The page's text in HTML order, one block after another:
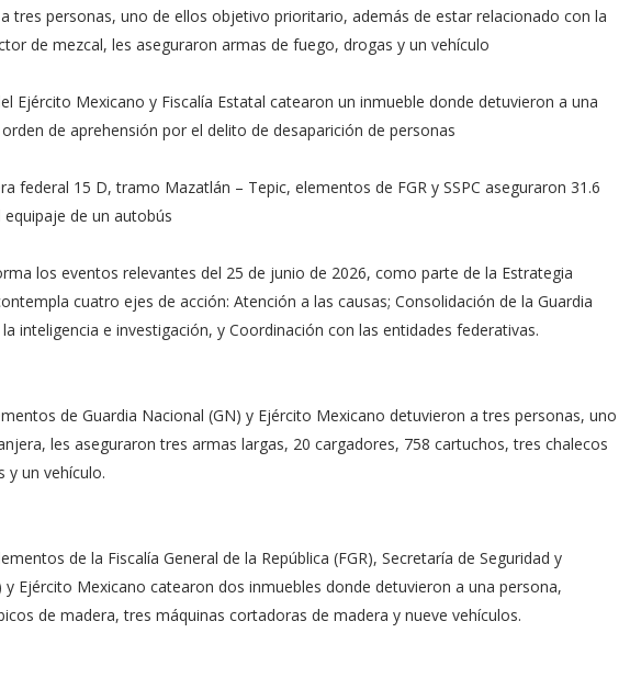
tres personas, uno de ellos objetivo prioritario, además de estar relacionado con la
de mezcal, les aseguraron armas de fuego, drogas y un vehículo
Ejército Mexicano y Fiscalía Estatal catearon un inmueble donde detuvieron a una
de aprehensión por el delito de desaparición de personas
federal 15 D, tramo Mazatlán – Tepic, elementos de FGR y SSPC aseguraron 31.6
de un autobús
los eventos relevantes del 25 de junio de 2026, como parte de la Estrategia
cuatro ejes de acción: Atención a las causas; Consolidación de la Guardia
inteligencia e investigación, y Coordinación con las entidades federativas.
de Guardia Nacional (GN) y Ejército Mexicano detuvieron a tres personas, uno
les aseguraron tres armas largas, 20 cargadores, 758 cartuchos, tres chalecos
y un vehículo.
de la Fiscalía General de la República (FGR), Secretaría de Seguridad y
y Ejército Mexicano catearon dos inmuebles donde detuvieron a una persona,
de madera, tres máquinas cortadoras de madera y nueve vehículos.